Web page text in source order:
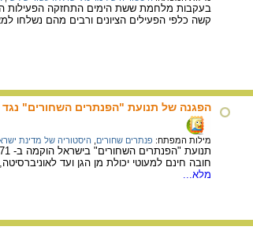
בעקבות מלחמת ששת הימים התחזקה הפעילות
קשה כלפי הפעילים הציונים ורבים מהם נשלחו
הפגנה של תנועת "הפנתרים השחורים" נגד
מילות המפתח: פנתרים שחורים היסטוריה של מדינת
חובה חינם למעוטי יכולת מן הגן ועד
מלא...